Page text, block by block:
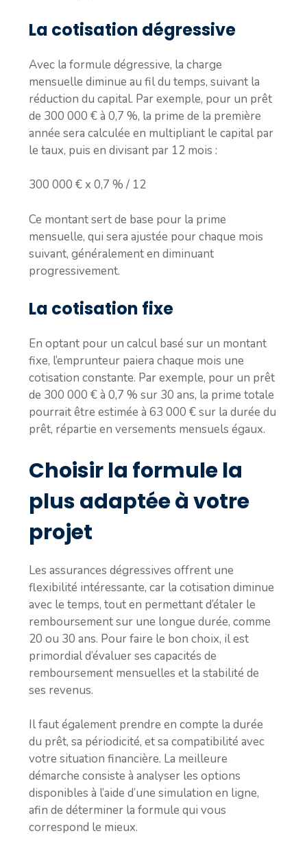
La cotisation dégressive
Avec la formule dégressive, la charge
mensuelle diminue au fil du temps, suivant la
réduction du capital. Par exemple, pour un prêt
de 300 000 € à 0,7 %, la prime de la première
année sera calculée en multipliant le capital par
le taux, puis en divisant par 12 mois :
300 000 € x 0,7 % / 12
Ce montant sert de base pour la prime
mensuelle, qui sera ajustée pour chaque mois
suivant, généralement en diminuant
progressivement.
La cotisation fixe
En optant pour un calcul basé sur un montant
fixe, l’emprunteur paiera chaque mois une
cotisation constante. Par exemple, pour un prêt
de 300 000 € à 0,7 % sur 30 ans, la prime totale
pourrait être estimée à 63 000 € sur la durée du
prêt, répartie en versements mensuels égaux.
Choisir la formule la
plus adaptée à votre
projet
Les assurances dégressives offrent une
flexibilité intéressante, car la cotisation diminue
avec le temps, tout en permettant d’étaler le
remboursement sur une longue durée, comme
20 ou 30 ans. Pour faire le bon choix, il est
primordial d’évaluer ses capacités de
remboursement mensuelles et la stabilité de
ses revenus.
Il faut également prendre en compte la durée
du prêt, sa périodicité, et sa compatibilité avec
votre situation financière. La meilleure
démarche consiste à analyser les options
disponibles à l’aide d’une simulation en ligne,
afin de déterminer la formule qui vous
correspond le mieux.